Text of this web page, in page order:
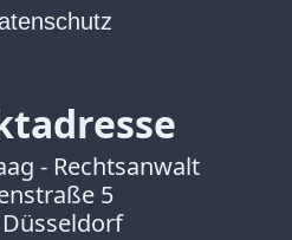
- Rechtsanwalt
5